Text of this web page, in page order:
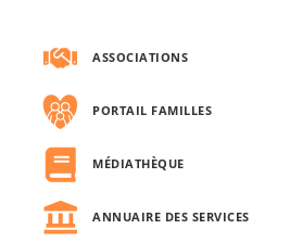
ASSOCIATIONS
PORTAIL FAMILLES
MÉDIATHÈQUE
ANNUAIRE DES SERVICES